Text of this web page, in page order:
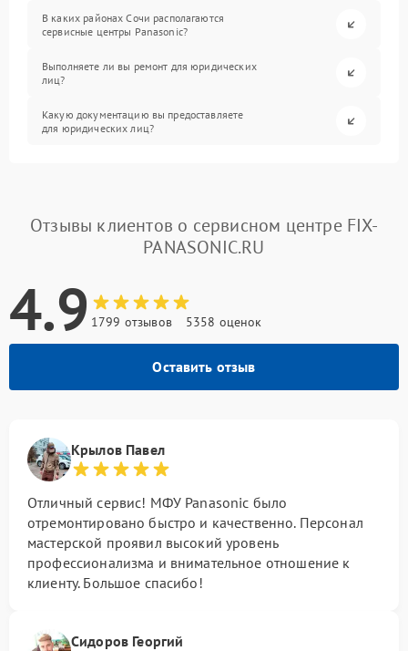
В каких районах Сочи располагаются
сервисные центры Panasonic?
Выполняете ли вы ремонт для юридических
лиц?
Какую документацию вы предоставляете
для юридических лиц?
Отзывы клиентов о сервисном центре FIX-
PANASONIC.RU
4.9 1799 отзывов 5358 оценок
Оставить отзыв
Крылов Павел
Отличный сервис! МФУ Panasonic было
отремонтировано быстро и качественно. Персонал
мастерской проявил высокий уровень
профессионализма и внимательное отношение к
клиенту. Большое спасибо!
Сидоров Георгий